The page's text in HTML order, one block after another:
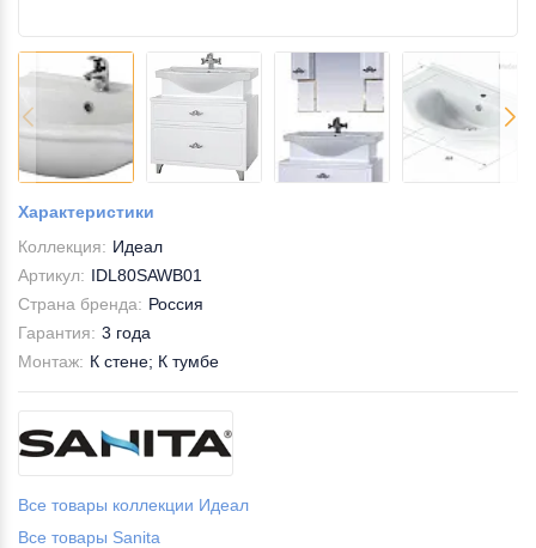
Характеристики
Коллекция: Идеал
Артикул: IDL80SAWB01
Страна бренда: Россия
Гарантия: 3 года
Монтаж: К стене; К тумбе
Все товары коллекции Идеал
Все товары Sanita